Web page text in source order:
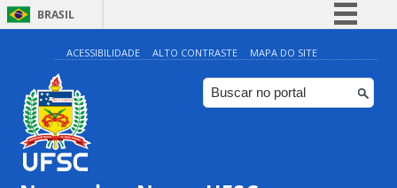
BRASIL
Simplifique!
Comunica BR
Participe
ACESSIBILIDADE ALTO CONTRASTE MAPA DO SITE